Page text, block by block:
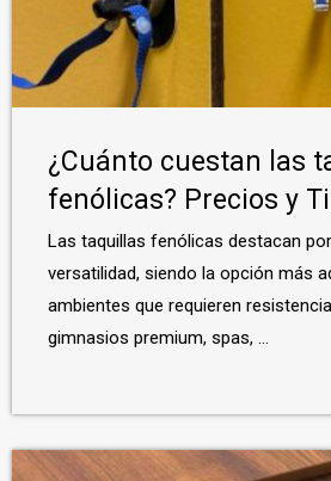
¿Cuánto cuestan las
fenólicas? Precios y
Las taquillas fenólicas destacan
versatilidad, siendo la opción más
ambientes que requieren
gimnasios premium, spas, ...